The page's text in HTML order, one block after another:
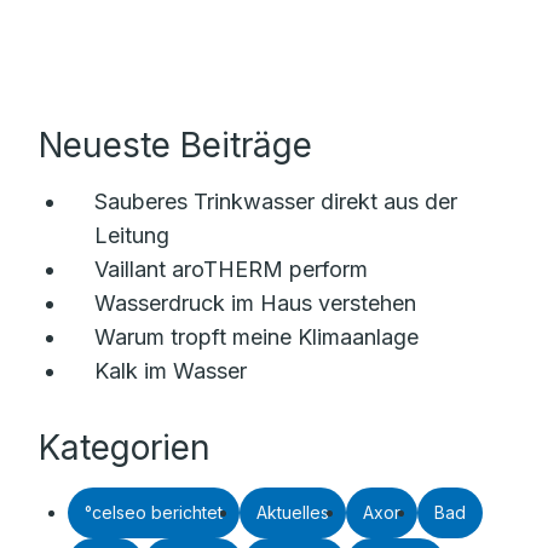
Neueste Beiträge
Sauberes Trinkwasser direkt aus der
Leitung
Vaillant aroTHERM perform
Wasserdruck im Haus verstehen
Warum tropft meine Klimaanlage
Kalk im Wasser
Kategorien
°celseo berichtet Aktuelles Axor Bad